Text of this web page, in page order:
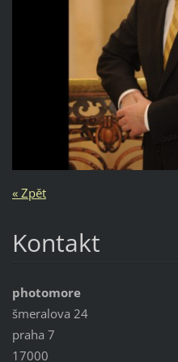
« Zpět
Kontakt
photomore
šmeralova 24
praha 7
17000